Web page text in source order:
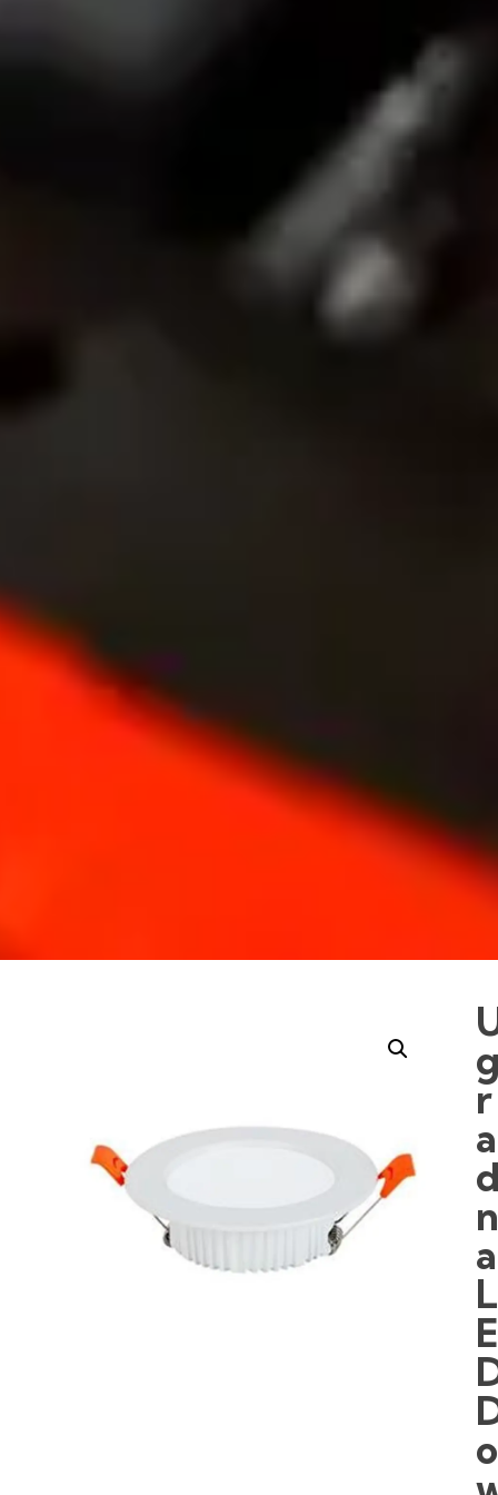
r
a
a
L
o